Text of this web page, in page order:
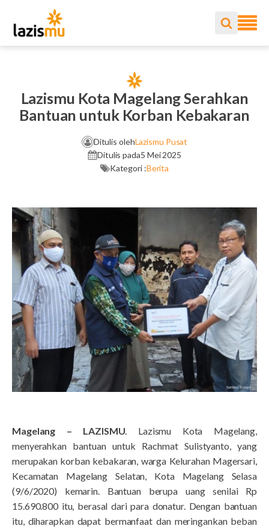
Lazismu Kota Magelang Serahkan
Bantuan untuk Korban Kebakaran
Ditulis olehLazismu Pusat
Ditulis pada5 Mei 2025
Kategori :Berita
Magelang – LAZISMU . Lazismu Kota Magelang,
menyerahkan bantuan untuk Rachmat Sulistyanto, yang
merupakan korban kebakaran, warga Kelurahan Magersari,
Kecamatan Magelang Selatan, Kota Magelang Selasa
(9/6/2020) kemarin. Bantuan berupa uang senilai Rp
15.690.800 itu, berasal dari para donatur. Dengan bantuan
itu, diharapkan dapat bermanfaat dan meringankan beban